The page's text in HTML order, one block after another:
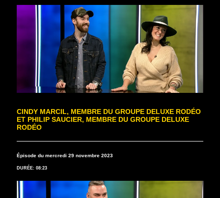
CINDY MARCIL, MEMBRE DU GROUPE DELUXE RODÉO
ET PHILIP SAUCIER, MEMBRE DU GROUPE DELUXE
RODÉO
Épisode du mercredi 29 novembre 2023
DURÉE: 08:23